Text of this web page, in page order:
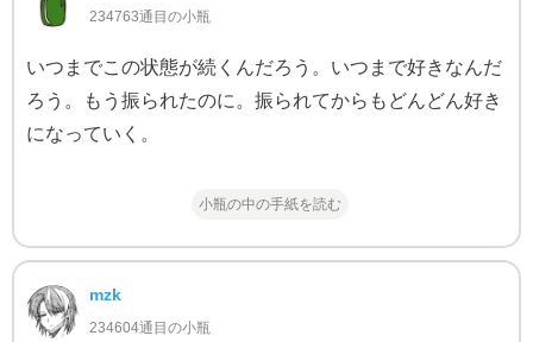
234763通目の小瓶
いつまでこの状態が続くんだろう。いつまで好きなんだ
ろう。もう振られたのに。振られてからもどんどん好き
になっていく。
小瓶の中の手紙を読む
mzk
234604通目の小瓶